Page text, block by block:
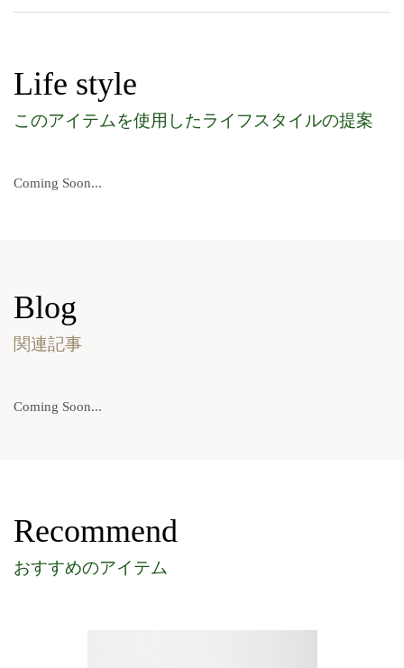
Life style
このアイテムを使用したライフスタイルの提案
Coming Soon...
Blog
関連記事
Coming Soon...
Recommend
おすすめのアイテム